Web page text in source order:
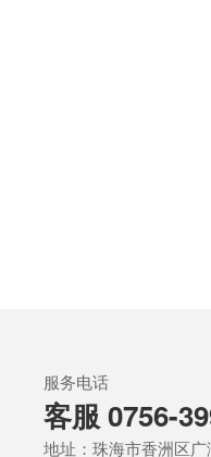
服务电话
客服 0756-
地址：珠海市香洲区